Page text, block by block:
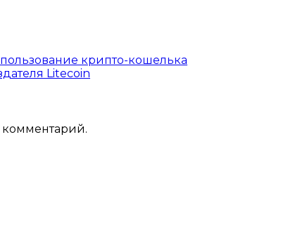
крипто-кошелька
Litecoin
комментарий.